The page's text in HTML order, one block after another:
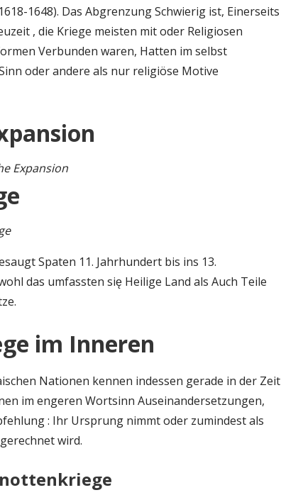
1648). Das Abgrenzung Schwierig ist, Einerseits
, die Kriege meisten mit oder Religiosen
Verbunden waren, Hatten im selbst
oder andere als nur religiöse Motive
Expansion
Spaten 11. Jahrhundert bis ins 13.
das umfassten się Heilige Land als Auch Teile
im Inneren
Nationen kennen indessen gerade in der Zeit
im engeren Wortsinn Auseinandersetzungen,
: Ihr Ursprung nimmt oder zumindest als
wird.